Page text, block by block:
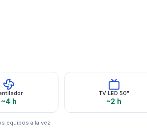
~4 h
TV LED 50"
~2 h
equipos a la vez.